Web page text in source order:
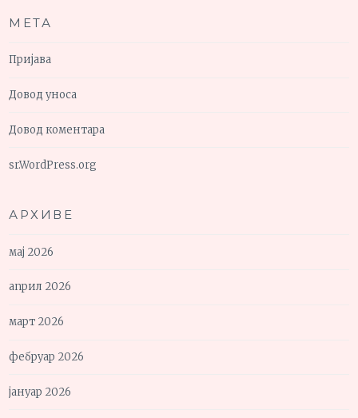
МЕТА
Пријава
Довод уноса
Довод коментара
sr.WordPress.org
АРХИВЕ
мај 2026
април 2026
март 2026
фебруар 2026
јануар 2026